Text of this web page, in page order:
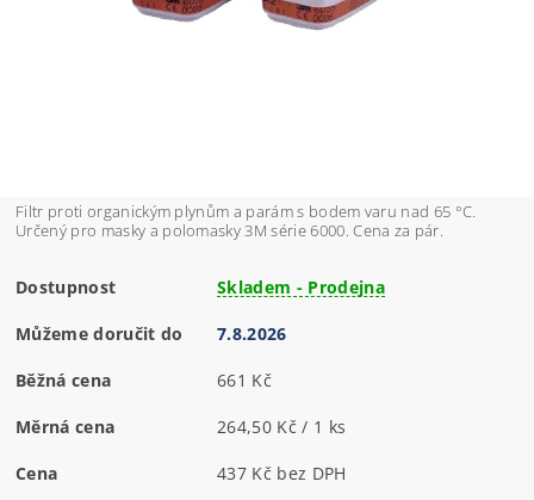
Filtr proti organickým plynům a parám s bodem varu nad 65 °C.
Určený pro masky a polomasky 3M série 6000. Cena za pár.
Dostupnost Skladem - Prodejna
Můžeme doručit do 7.8.2026
Běžná cena 661 Kč
Měrná cena 264,50 Kč / 1 ks
Cena 437 Kč bez DPH